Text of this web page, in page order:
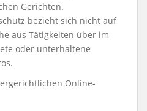
Gerichten.
bezieht sich nicht auf
aus Tätigkeiten über im
oder unterhaltene
Online-